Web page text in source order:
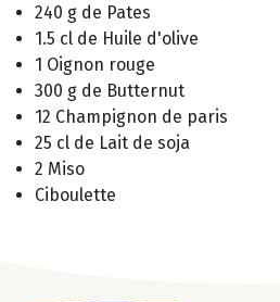
240 g de Pates
1.5 cl de Huile d'olive
1 Oignon rouge
300 g de Butternut
12 Champignon de paris
25 cl de Lait de soja
2 Miso
Ciboulette